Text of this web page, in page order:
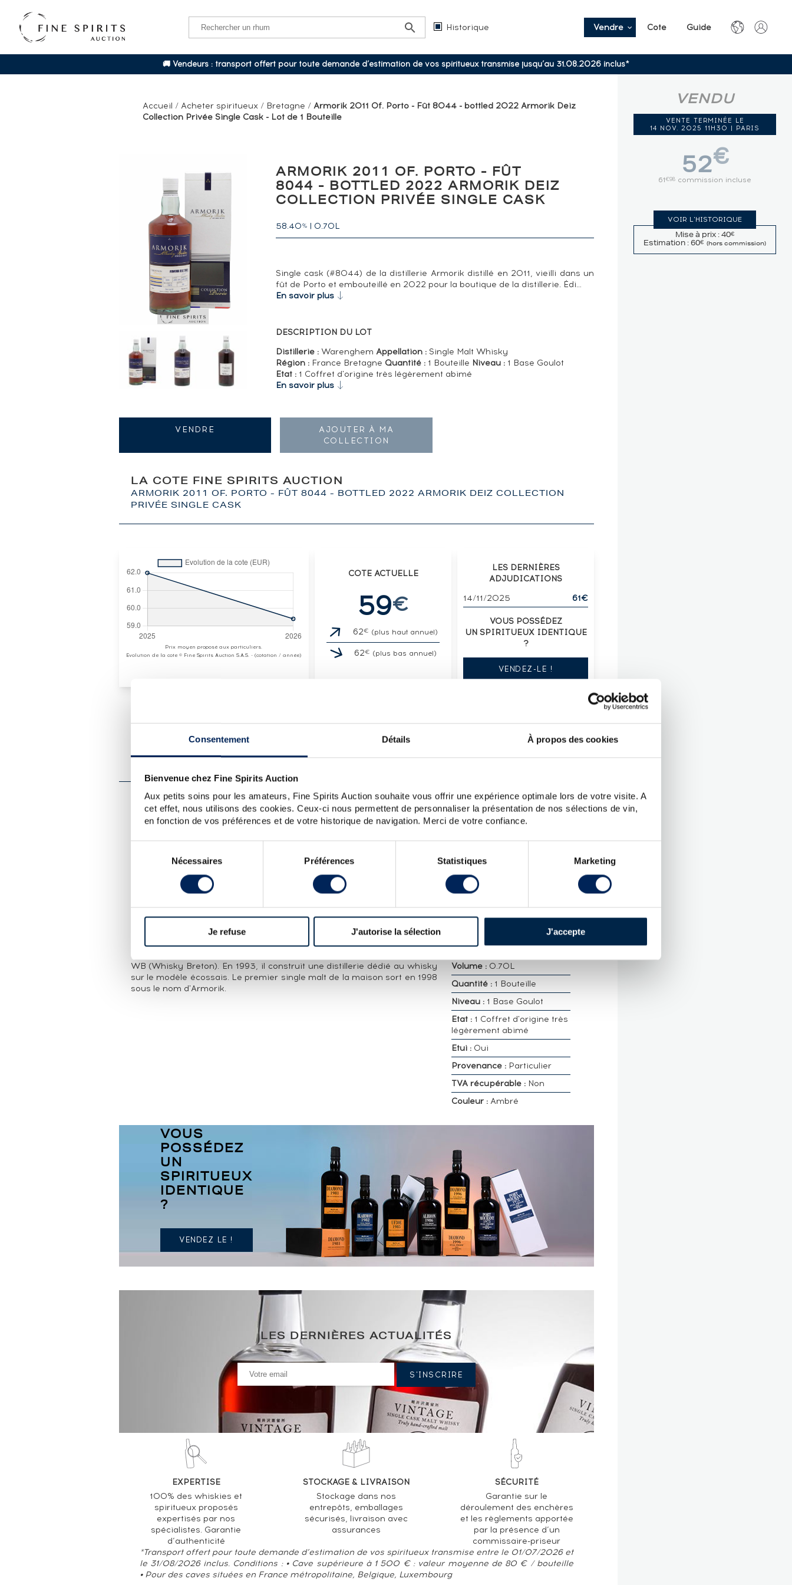
Consentement Détails À propos des cookies
Bienvenue chez Fine Spirits Auction
Aux petits soins pour les amateurs, Fine Spirits Auction souhaite vous offrir une expérience optimale lors de votre visite. A
cet effet, nous utilisons des cookies. Ceux-ci nous permettent de personnaliser la présentation de nos sélections de vin,
en fonction de vos préférences et de votre historique de navigation. Merci de votre confiance.
consentement
Nécessaires Préférences Statistiques Marketing
Je refuse J'autorise la sélection J'accepte
Historique Vendre Cote Guide
🚚 Vendeurs : transport offert pour toute demande d’estimation de vos spiritueux transmise jusqu’au 31.08.2026 inclus*
Accueil / Acheter spiritueux / Bretagne / Armorik 2011 Of. Porto - Fût 8044 - bottled 2022 Armorik Deiz
Collection Privée Single Cask - Lot de 1 Bouteille
ARMORIK 2011 OF. PORTO - FÛT
8044 - BOTTLED 2022 ARMORIK DEIZ
COLLECTION PRIVÉE SINGLE CASK
58.40% | 0.70L
Single cask (#8044) de la distillerie Armorik distillé en 2011, vieilli dans un
fût de Porto et embouteillé en 2022 pour la boutique de la distillerie. Édi…
En savoir plus
DESCRIPTION DU LOT
Distillerie :Warenghem Appellation :Single Malt Whisky
Région : France Bretagne Quantité :1 Bouteille Niveau :1 Base Goulot
Etat :1 Coffret d'origine très légèrement abimé
En savoir plus
LA COTE FINE SPIRITS AUCTION
ARMORIK 2011 OF. PORTO - FÛT 8044 - BOTTLED 2022 ARMORIK DEIZ COLLECTION
PRIVÉE SINGLE CASK
Prix moyen proposé aux particuliers.
Evolution de la cote © Fine Spirits Auction S.A.S. - (cotation / année)
COTE ACTUELLE
59€
62€ (plus haut annuel)
62€ (plus bas annuel)
LES DERNIÈRES
ADJUDICATIONS
14/11/2025
61€
VOUS POSSÉDEZ
UN SPIRITUEUX IDENTIQUE
?
VENDEZ-LE !
PRÉSENTATION DU LOT
LA CUVÉE
Single cask (#8044) de la distillerie Armorik distillé en 2011, vieilli dans
La distillerie Warenghem est fondée en 1900 à Lannion par Léon
A partir de 1919, Henri Warenghem succède à son père et élargie la
gamme à d'autres liqueurs. La distillerie est reprise en 1981 par Gilles
Leizour qui oriente sa production vers des produits régionaux comme le
chouchen. C'est aussi grâce à lui que le premier whisky français (un
blend) est distillé en 1983 et mis sur le marché en 1987 sous le nom de
WB (Whisky Breton). En 1993, il construit une distillerie dédié au whisky
sur le modèle écossais. Le premier single malt de la maison sort en 1998
sous le nom d'Armorik.
CARACTÉRISTIQUES
DÉTAILLÉES
Millesime :
Embouteilleur :
Appellation :
Région :France Bretagne
58.40
%
Volume : 0.70L
Quantité : 1 Bouteille
Niveau : 1 Base Goulot
Etat : 1 Coffret d'origine très
légèrement abimé
Etui : Oui
Provenance : Particulier
TVA récupérable : Non
Couleur : Ambré
VOUS
POSSÉDEZ
UN
SPIRITUEUX
IDENTIQUE
?
VENDEZ LE !
VENDU
VENTE TERMINÉE LE
14 NOV. 2025 11H30 | PARIS
52€
61€98 commission incluse
VOIR L'HISTORIQUE
Mise à prix : 40€
Estimation : 60€ (hors commission)
VENDRE
AJOUTER À MA
COLLECTION
LES DERNIÈRES ACTUALITÉS
EXPERTISE
100% des whiskies et
spiritueux proposés
expertisés par nos
spécialistes. Garantie
d’authenticité
STOCKAGE & LIVRAISON
Stockage dans nos
entrepôts, emballages
sécurisés, livraison avec
assurances
SÉCURITÉ
Garantie sur le
déroulement des enchères
et les règlements apportée
par la présence d’un
commissaire-priseur
*Transport offert pour toute demande d’estimation de vos spiritueux transmise entre le 01/07/2026 et
le 31/08/2026 inclus. Conditions : • Cave supérieure à 1 500 € : valeur moyenne de 80 € / bouteille
• Pour des caves situées en France métropolitaine, Belgique, Luxembourg